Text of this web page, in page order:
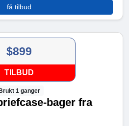
få tilbud
$899
TILBUD
1 ganger
bager fra